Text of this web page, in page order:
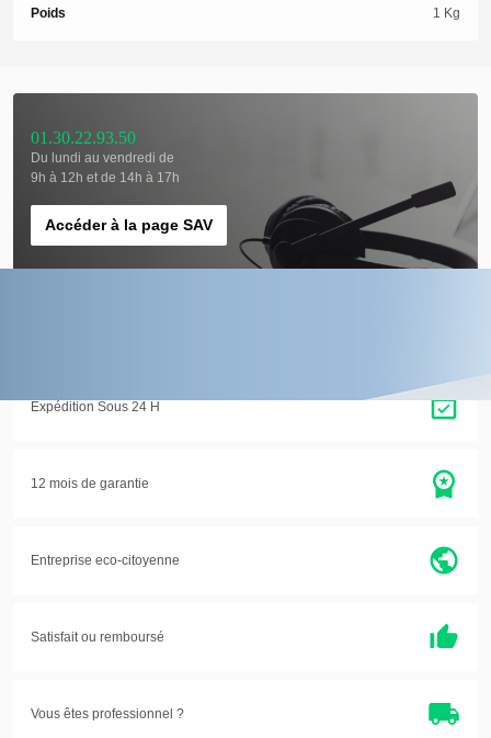
Poids 1 Kg
01.30.22.93.50
Du lundi au vendredi de
9h à 12h et de 14h à 17h
Accéder à la page SAV
Expédition Sous 24 H
12 mois de garantie
Entreprise eco-citoyenne
Satisfait ou remboursé
Vous êtes professionnel ?